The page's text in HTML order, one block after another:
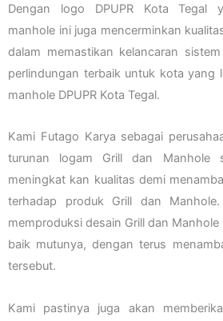
Dengan logo DPUPR Kota Tegal
manhole ini juga mencerminkan
dalam memastikan kelancaran
perlindungan terbaik untuk kota yang
manhole DPUPR Kota Tegal.
Kami Futago Karya sebagai
turunan logam Grill dan Manhole
meningkat kan kualitas demi
terhadap produk Grill dan
memproduksi desain Grill dan
baik mutunya, dengan terus
tersebut.
Kami pastinya juga akan